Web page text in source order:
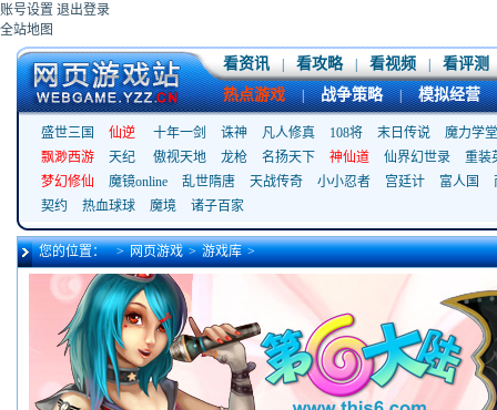
账号设置 退出登录
全站地图
看资讯 看攻略 看视频
看评测
热点游戏
| 战争策略 | 模拟经营
盛世三国 仙逆 十年一剑 诛神 凡人修真 108将 末日传说
魔力学堂
飘渺西游
天纪 傲视天地 龙枪 名扬天下 神仙道 仙界幻世录
重装
梦幻修仙
魔镜online 乱世隋唐 天战传奇 小小忍者 宫廷计 富人国
契约
热血球球 魔境 诸子百家
您的位置： > 网页游戏 > 游戏库 >